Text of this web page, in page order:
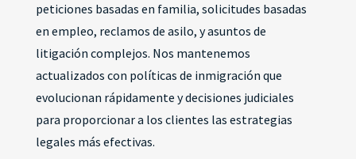
peticiones basadas en familia, solicitudes basadas
en empleo, reclamos de asilo, y asuntos de
litigación complejos. Nos mantenemos
actualizados con políticas de inmigración que
evolucionan rápidamente y decisiones judiciales
para proporcionar a los clientes las estrategias
legales más efectivas.